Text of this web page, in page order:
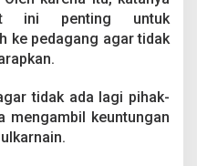
ini penting untuk
ke pedagang agar tidak
tidak ada lagi pihak-
mengambil keuntungan